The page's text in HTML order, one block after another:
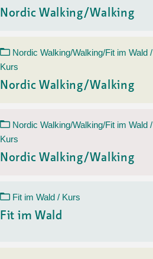
Nordic Walking/Walking
Nordic Walking/Walking/Fit im Wald /
Kurs
Nordic Walking/Walking
Nordic Walking/Walking/Fit im Wald /
Kurs
Nordic Walking/Walking
Fit im Wald / Kurs
Fit im Wald